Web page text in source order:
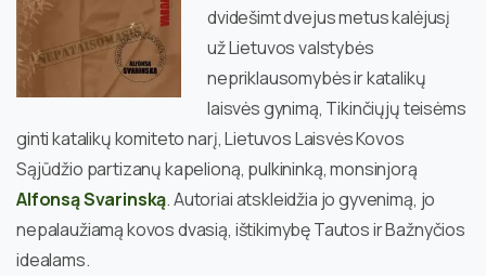
dvidešimt dvejus metus kalėjusį
už Lietuvos valstybės
nepriklausomybės ir katalikų
laisvės gynimą, Tikinčiųjų teisėms
ginti katalikų komiteto narį, Lietuvos Laisvės Kovos
Sąjūdžio partizanų kapelioną, pulkininką, monsinjorą
Alfonsą Svarinską. Autoriai atskleidžia jo gyvenimą, jo
nepalaužiamą kovos dvasią, ištikimybę Tautos ir Bažnyčios
idealams.